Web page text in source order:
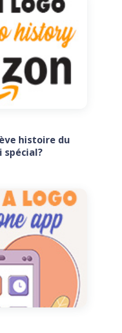
histoire du
spécial?